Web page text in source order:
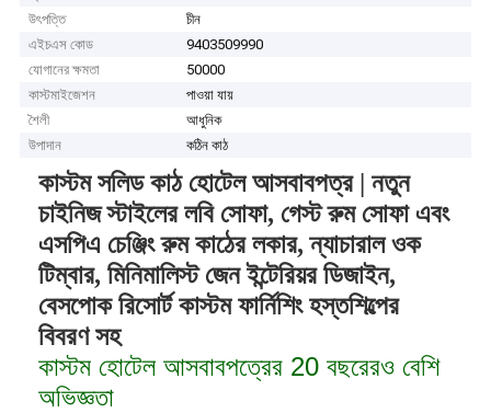
উৎপত্তি
চীন
এইচএস কোড
9403509990
যোগানের ক্ষমতা
50000
কাস্টমাইজেশন
পাওয়া যায়
শৈলী
আধুনিক
উপাদান
কঠিন কাঠ
কাস্টম সলিড কাঠ হোটেল আসবাবপত্র | নতুন
চাইনিজ স্টাইলের লবি সোফা, গেস্ট রুম সোফা এবং
এসপিএ চেঞ্জিং রুম কাঠের লকার, ন্যাচারাল ওক
টিম্বার, মিনিমালিস্ট জেন ইন্টেরিয়র ডিজাইন,
বেসপোক রিসোর্ট কাস্টম ফার্নিশিং হস্তশিল্পের
বিবরণ সহ
কাস্টম হোটেল আসবাবপত্রের 20 বছরেরও বেশি
অভিজ্ঞতা